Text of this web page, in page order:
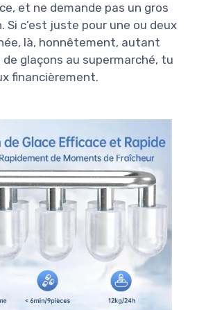
et ne demande pas un gros
Si c’est juste pour une ou deux
là, honnêtement, autant
glaçons au supermarché, tu
financièrement.